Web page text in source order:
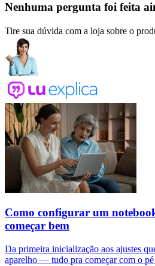
Nenhuma pergunta foi feita
Tire sua dúvida com a loja sobre o
Como configurar um
começar bem
Da primeira inicialização aos ajustes
aparelho — tudo pra começar com o